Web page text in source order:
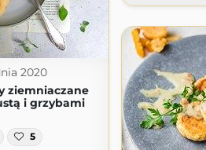
2020
ziemniaczane
i grzybami
5